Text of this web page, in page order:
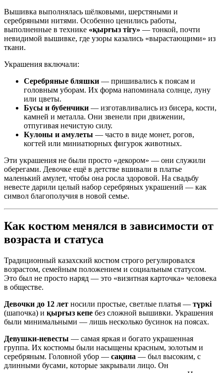
Вышивка выполнялась шёлковыми, шерстяными и
серебряными нитями. Особенно ценились работы,
выполненные в технике «қырғыз тігу» — тонкой, почти
невидимой вышивке, где узоры казались «вырастающими» из
ткани.
Украшения включали:
Серебряные бляшки — пришивались к поясам и
головным уборам. Их форма напоминала солнце, луну
или цветы.
Бусы и бубенчики — изготавливались из бисера, кости,
камней и металла. Они звенели при движении,
отпугивая нечистую силу.
Кулоны и амулеты — часто в виде монет, рогов,
когтей или миниатюрных фигурок животных.
Эти украшения не были просто «декором» — они служили
оберегами. Девочке ещё в детстве вшивали в платье
маленький амулет, чтобы она росла здоровой. На свадьбу
невесте дарили целый набор серебряных украшений — как
символ благополучия в новой семье.
Как костюм менялся в зависимости от
возраста и статуса
Традиционный казахский костюм строго регулировался
возрастом, семейным положением и социальным статусом.
Это был не просто наряд — это «визитная карточка» человека
в обществе.
Девочки до 12 лет носили простые, светлые платья — түркі
(шапочка) и қырғыз кепе без сложной вышивки. Украшения
были минимальными — лишь несколько бусинок на поясах.
Девушки-невесты — самая яркая и богато украшенная
группа. Их костюмы были насыщены красным, золотым и
серебряным. Головной убор — сақина — был высоким, с
длинными бусами, которые закрывали лицо. Он